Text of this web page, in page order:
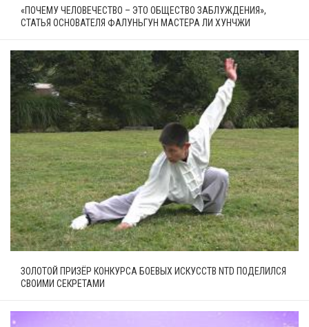
«ПОЧЕМУ ЧЕЛОВЕЧЕСТВО – ЭТО ОБЩЕСТВО ЗАБЛУЖДЕНИЯ»,
СТАТЬЯ ОСНОВАТЕЛЯ ФАЛУНЬГУН МАСТЕРА ЛИ ХУНЧЖИ
ЗОЛОТОЙ ПРИЗЁР КОНКУРСА БОЕВЫХ ИСКУССТВ NTD ПОДЕЛИЛСЯ
СВОИМИ СЕКРЕТАМИ